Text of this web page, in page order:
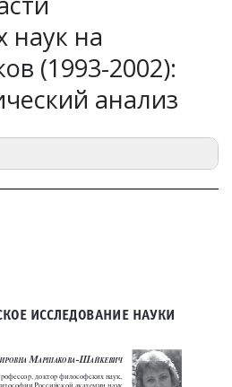
наук на
(1993-2002):
анализ